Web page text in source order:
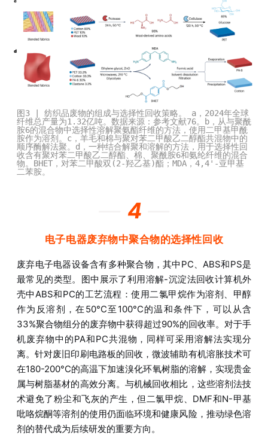
图3 | 纺织品废物的组成与选择性回收策略。 a，2024年全球
纤维总产量为1.32亿吨。数据来源：参考文献76。b，从与聚酰
胺6的混合物中选择性溶解聚氨酯纤维的方法，使用二甲基甲酰
胺作为溶剂。c，羊毛和棉与聚对苯二甲酸乙二醇酯共混物中的
顺序酶解法聚。d，一种结合解聚和溶解的方法，用于选择性回
收含有聚对苯二甲酸乙二醇酯、棉、聚酰胺6和氨纶纤维的混合
物。BHET，对苯二甲酸双(2-羟乙基)酯；MDA，4,4'-亚甲基
二苯胺。
4
电子电器废弃物中聚合物的选择性回收
废弃电子电器设备含有多种聚合物，其中PC、ABS和PS是
最常见的类型。图中展示了利用溶解-沉淀法回收计算机外
壳中ABS和PC的工艺流程：使用二氯甲烷作为溶剂、甲醇
作为反溶剂，在50°C至100°C的温和条件下，可以从含
33%聚合物组分的废弃物中获得超过90%的回收率。对于手
机废弃物中的PA和PC共混物，同样可采用溶解法实现分
离。针对废旧印刷电路板的回收，微波辅助有机溶胀技术可
在180-200°C的高温下加速溴化环氧树脂的溶解，实现贵金
属与树脂基材的高效分离。与机械回收相比，这些溶剂法技
术避免了粉尘和飞灰的产生，但二氯甲烷、DMF和N-甲基
吡咯烷酮等溶剂的使用仍面临环境和健康风险，推动绿色溶
剂的替代成为后续研发的重要方向。